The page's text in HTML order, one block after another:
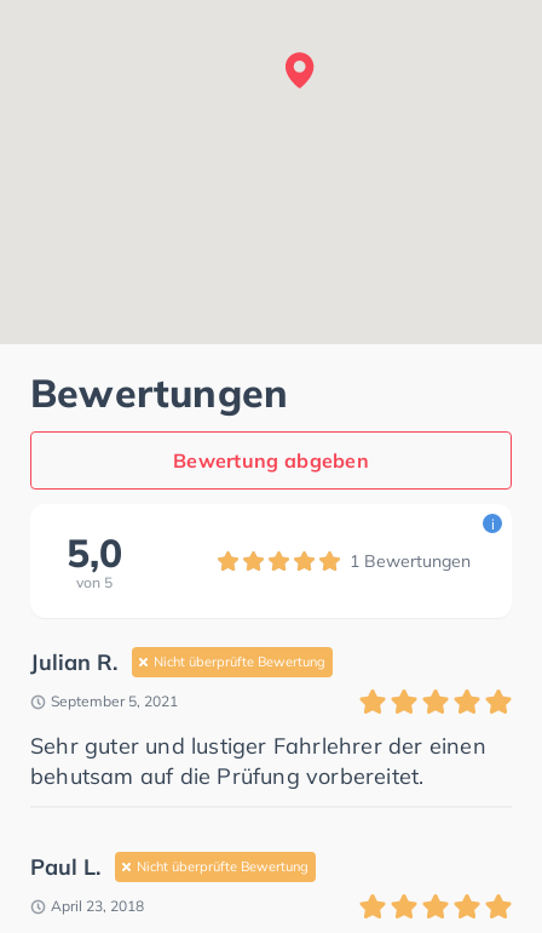
Bewertungen
Bewertung abgeben
5,0
von 5
1 Bewertungen
i
Julian R. Nicht überprüfte Bewertung
September 5, 2021
Sehr guter und lustiger Fahrlehrer der einen
behutsam auf die Prüfung vorbereitet.
Paul L. Nicht überprüfte Bewertung
April 23, 2018